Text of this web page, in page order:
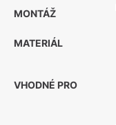
MONTÁŽ
MATERIÁL
VHODNÉ PRO